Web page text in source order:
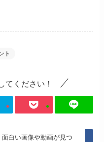
ト
てください！
面白い画像や動画が見つ